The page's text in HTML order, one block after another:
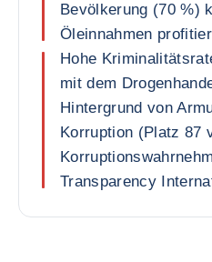
Bevölkerung (70 %)
Öleinnahmen
Hohe
mit dem
Hintergrund von
Korruption (Platz 87
Transparency